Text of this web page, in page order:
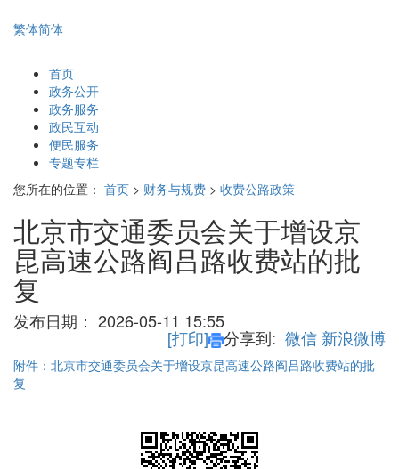
繁体简体
首页
政务公开
政务服务
政民互动
便民服务
专题专栏
您所在的位置： 首页 > 财务与规费 > 收费公路政策
北京市交通委员会关于增设京
昆高速公路阎吕路收费站的批
复
发布日期： 2026-05-11 15:55
[打印] 分享到: 微信 新浪微博
附件：北京市交通委员会关于增设京昆高速公路阎吕路收费站的批
复